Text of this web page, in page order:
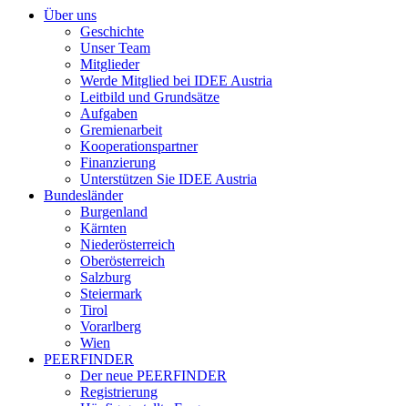
Über uns
Geschichte
Unser Team
Mitglieder
Werde Mitglied bei IDEE Austria
Leitbild und Grundsätze
Aufgaben
Gremienarbeit
Kooperationspartner
Finanzierung
Unterstützen Sie IDEE Austria
Bundesländer
Burgenland
Kärnten
Niederösterreich
Oberösterreich
Salzburg
Steiermark
Tirol
Vorarlberg
Wien
PEERFINDER
Der neue PEERFINDER
Registrierung